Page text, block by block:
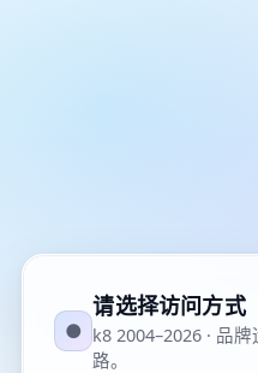
●
请选择访问方式
k8 2004–2026 · 品
路。